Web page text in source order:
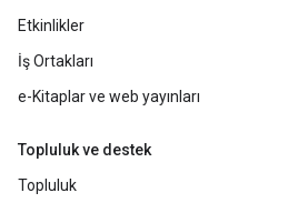
Etkinlikler
İş Ortakları
e-Kitaplar ve web yayınları
Topluluk ve destek
Topluluk